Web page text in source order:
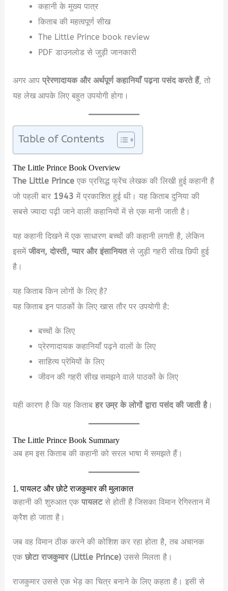
कहानी के मुख्य पात्र
किताब की महत्वपूर्ण सीख
The Little Prince book review
PDF डाउनलोड से जुड़ी जानकारी
अगर आपप्रेरणादायक और अर्थपूर्ण कहानियाँ पढ़ना पसंद करते हैं, तो
यह लेख आपके लिए बहुत उपयोगी होगा।
Table of Contents
The Little Prince Book Overview
The Little Prince एक प्रसिद्ध फ्रेंच लेखक की लिखी हुई कहानी है
जो पहली बार 1943 में प्रकाशित हुई थी। यह किताब दुनिया की
सबसे ज्यादा पढ़ी जाने वाली कहानियों में से एक मानी जाती है।
यह कहानी दिखने में एक साधारण बच्चों की कहानी लगती है, लेकिन
इसमेंजीवन, दोस्ती, प्यार और इंसानियतसे जुड़ी गहरी सीख छिपी हुई
है।
यह किताब किन लोगों के लिए है?
यह किताब इन पाठकों के लिए खास तौर पर उपयोगी है:
बच्चों के लिए
प्रेरणादायक कहानियाँ पढ़ने वालों के लिए
साहित्य प्रेमियों के लिए
जीवन की गहरी सीख समझने वाले पाठकों के लिए
यही कारण है कि यह किताबहर उम्र के लोगों द्वारा पसंद की जाती है।
The Little Prince Book Summary
अब हम इस किताब की कहानी को सरल भाषा में समझते हैं।
1. पायलट और छोटे राजकुमार की मुलाकात
कहानी की शुरुआत एकपायलटसे होती है जिसका विमान रेगिस्तान में
क्रैश हो जाता है।
जब वह विमान ठीक करने की कोशिश कर रहा होता है, तब अचानक
एकछोटा राजकुमार (Little Prince) उससे मिलता है।
राजकुमार उससे एक भेड़ का चित्र बनाने के लिए कहता है। इसी से